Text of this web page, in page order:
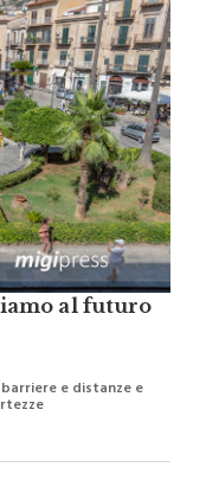
al futuro
e distanze e